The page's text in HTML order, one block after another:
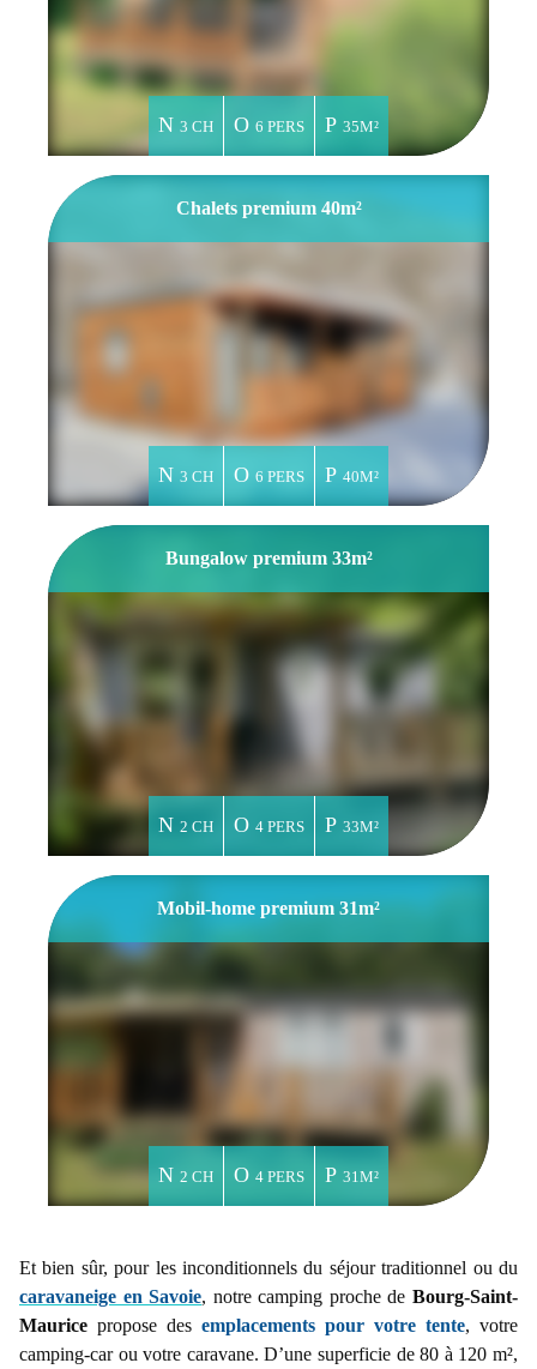
3 CH 6 PERS 35M²
3 CH 6 PERS 40M²
Chalets premium 40m²
2 CH 4 PERS 33M²
Bungalow premium 33m²
2 CH 4 PERS 31M²
Mobil-home premium 31m²
Et bien sûr, pour les inconditionnels du séjour traditionnel ou du
caravaneige en Savoie, notre camping proche deBourg-Saint-
Maurice propose des emplacements pour votre tente, votre
camping-car ou votre caravane. D’une superficie de 80 à 120 m²,